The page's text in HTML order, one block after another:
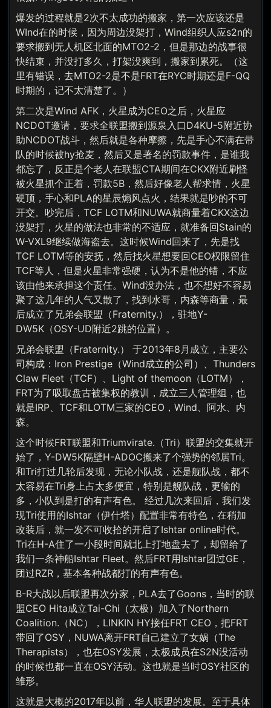
爆发的过程就是2次不太成功的搬家，第一次应该还是
WInd在的时候，因为周边没架打，Wind组织人应s2n的
要求搬到无人机区北面的MTO2-2，但是那边的战事很
快结束，并没打多久，打架没爽到，搬家到累死。（这
里有错误，去MTO2-2是不是FRT在RYC时期还是F-QQ
时期的，记不太清楚了。）
第二次是Wind AFK，火星成为CEO之后，火星应
NCDOT邀请，要求全联盟搬到源泉入口D4KU-5附近协
助NCDOT战斗，然后就是各种摩擦，先是手心不满在带
队的时候被hy抢麦，然后又是著名的罚款事件，是谁我
都忘了，反正是个老人在联盟CTA期间在CKX附近刷怪
被火星抓个正着，罚款5B，然后好像老人帮求情，火星
硬顶，手心和PLA的星辰煽风点火，结果就是吵的不可
开交。吵完后，TCF LOTM和NUWA就商量着CKX这边
没架打，火星的做法也非常的不适应，就准备回Stain的
W-VXL9继续做海盗去。这时候Wind回来了，先是找
TCF LOTM等的安抚，然后找火星想要回CEO权限留住
TCF等人，但是火星非常强硬，认为不是他的错，不应
该由他来承担这个责任。Wind没办法，也不想好不容易
聚了这几年的人气又散了，找到水哥，内森等商量，最
后成立了兄弟会联盟（Fraternity.），驻地Y-
DW5K（OSY-UD附近2跳的位置）。
兄弟会联盟（Fraternity.） 于2013年8月成立，主要公
司构成：Iron Prestige（Wind成立的公司）、Thunders
Claw Fleet（TCF）、Light of themoon（LOTM），
FRT为了吸取盘古被集权的教训，成立三人管理组，也
就是IRP、TCF和LOTM三家的CEO，Wind、阿水、内
森。
这个时候FRT联盟和Triumvirate.（Tri）联盟的交集就开
始了，Y-DW5K隔壁H-ADOC搬来了个强势的邻居Tri。
和Tri打过几轮后发现，无论小队战，还是舰队战，都不
太容易在Tri身上占太多便宜，特别是舰队战，更输的
多，小队到是打的有声有色。 经过几次来回后，我们发
现Tri使用的Ishtar（伊什塔）配置非常有特色，在稍加
改装后，就一发不可收拾的开启了Ishtar online时代。
Tri在H-A住了一小段时间就北上打地盘去了，却留给了
我们一条神船Ishtar Fleet。然后FRT用Ishtar团过GE，
团过RZR，基本各种战都打的有声有色。
B-R大战以后联盟再次分家，PLA去了Goons，当时的联
盟CEO Hita成立Tai-Chi（太极）加入了Northern
Coalition.（NC），LINKIN HY接任FRT CEO，把FRT
带回了OSY，NUWA离开FRT自己建立了女娲（The
Therapists），也在OSY发展，太极成员在S2N没活动
的时候也都一直在OSY活动。这也就是当时OSY社区的
雏形。
这就是大概的2017年以前，华人联盟的发展。至于具体